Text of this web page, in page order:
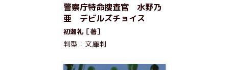
警察庁特命捜査官 水野乃
亜 デビルズチョイス
初瀬礼［著］
判型：文庫判